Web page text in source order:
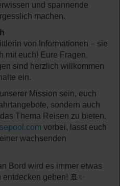
und spannende
machen.
von Informationen – sie
mit euch! Eure Fragen,
sind herzlich willkommen
ein.
Mission sein, euch
sondern auch
Thema Reisen zu bieten.
vorbei, lasst euch
wachsenden
Bord wird es immer etwas
geben! 🚢✨